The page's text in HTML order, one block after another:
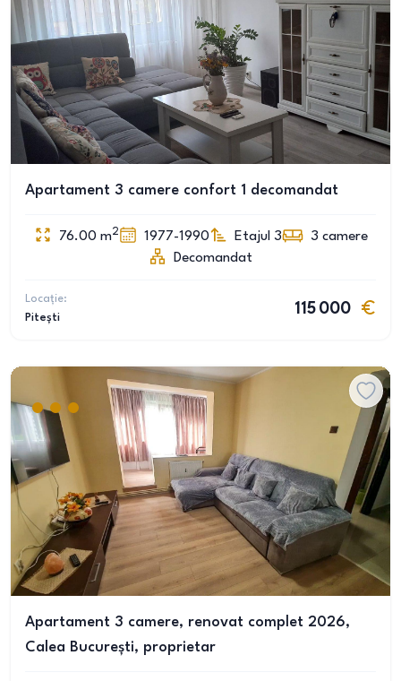
Apartament 3 camere confort 1 decomandat
76.00 m2 1977-1990 Etajul 3 3 camere
Decomandat
Locație:
Pitești
115 000
Apartament 3 camere, renovat complet 2026,
Calea București, proprietar